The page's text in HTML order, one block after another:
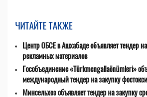
ЧИТАЙТЕ ТАКЖЕ
Центр ОБСЕ в Ашхабаде объявляет тендер
рекламных материалов
Гособъединение «Türkmengallaönümleri»
международный тендер на закупку
Минсельхоз объявляет тендер на закупку